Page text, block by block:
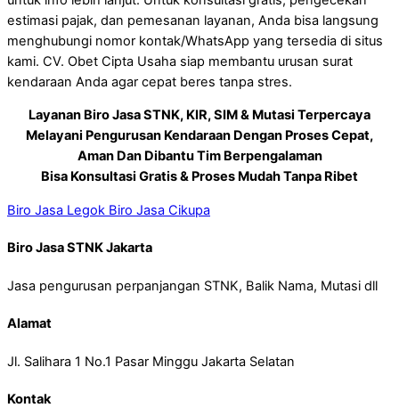
estimasi pajak, dan pemesanan layanan, Anda bisa langsung
menghubungi nomor kontak/WhatsApp yang tersedia di situs
kami. CV. Obet Cipta Usaha siap membantu urusan surat
kendaraan Anda agar cepat beres tanpa stres.
Layanan Biro Jasa STNK, KIR, SIM & Mutasi Terpercaya
Melayani Pengurusan Kendaraan Dengan Proses Cepat,
Aman Dan Dibantu Tim Berpengalaman
Bisa Konsultasi Gratis & Proses Mudah Tanpa Ribet
Biro Jasa Legok Biro Jasa Cikupa
Biro Jasa STNK Jakarta
Jasa pengurusan perpanjangan STNK, Balik Nama, Mutasi dll
Alamat
Jl. Salihara 1 No.1 Pasar Minggu Jakarta Selatan
Kontak